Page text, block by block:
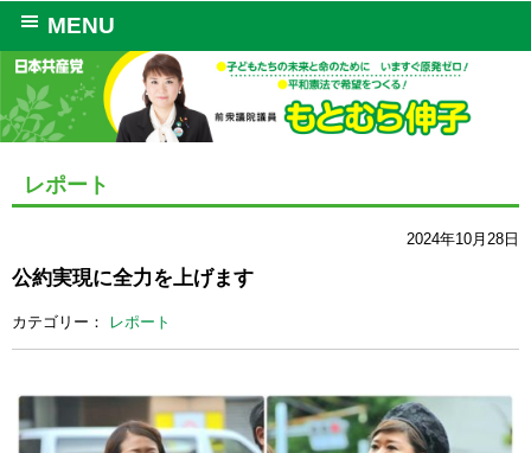
MENU
レポート
2024年10月28日
公約実現に全力を上げます
カテゴリー： レポート